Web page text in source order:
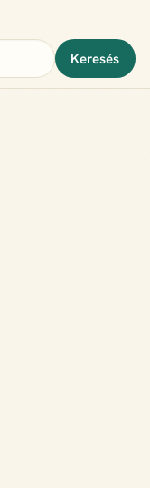
Keresés